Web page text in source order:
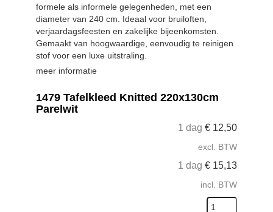
formele als informele gelegenheden, met een
diameter van 240 cm. Ideaal voor bruiloften,
verjaardagsfeesten en zakelijke bijeenkomsten.
Gemaakt van hoogwaardige, eenvoudig te reinigen
stof voor een luxe uitstraling.
meer informatie
1479 Tafelkleed Knitted 220x130cm
Parelwit
1 dag € 12,50
excl. BTW
1 dag € 15,13
incl. BTW